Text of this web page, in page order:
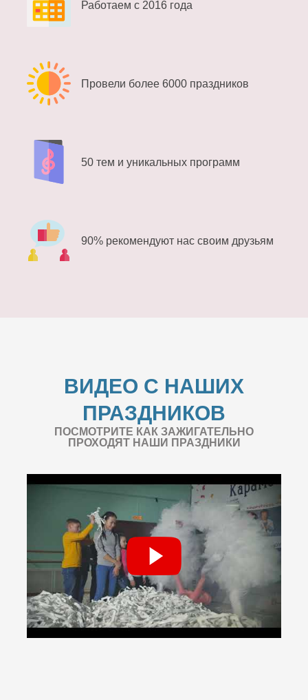
Работаем с 2016 года
Провели более 6000 праздников
50 тем и уникальных программ
90% рекомендуют нас своим друзьям
ВИДЕО С НАШИХ
ПРАЗДНИКОВ
ПОСМОТРИТЕ КАК ЗАЖИГАТЕЛЬНО
ПРОХОДЯТ НАШИ ПРАЗДНИКИ